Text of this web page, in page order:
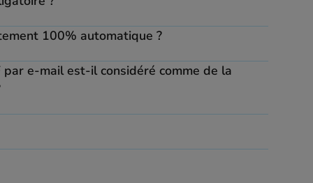
100% automatique ?
e-mail est-il considéré comme de la